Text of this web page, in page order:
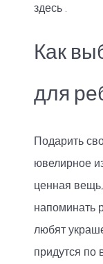
здесь .
Как
для
Подарить
ювелирное
ценная
напоминать
любят
придутся по